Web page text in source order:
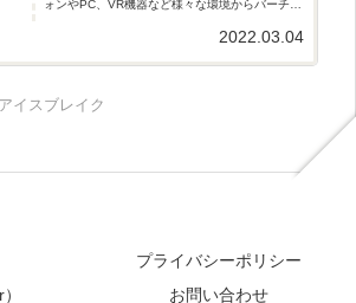
ォンやPC、VR機器など様々な環境からバーチャ
2022.03.04
アイスブレイク
プライバシーポリシー
お問い合わせ